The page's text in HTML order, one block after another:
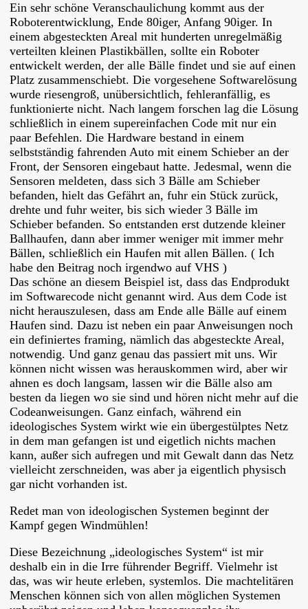
Ein sehr schöne Veranschaulichung kommt aus der
Roboterentwicklung, Ende 80iger, Anfang 90iger. In
einem abgesteckten Areal mit hunderten unregelmäßig
verteilten kleinen Plastikbällen, sollte ein Roboter
entwickelt werden, der alle Bälle findet und sie auf einen
Platz zusammenschiebt. Die vorgesehene Softwarelösung
wurde riesengroß, unübersichtlich, fehleranfällig, es
funktionierte nicht. Nach langem forschen lag die Lösung
schließlich in einem supereinfachen Code mit nur ein
paar Befehlen. Die Hardware bestand in einem
selbstständig fahrenden Auto mit einem Schieber an der
Front, der Sensoren eingebaut hatte. Jedesmal, wenn die
Sensoren meldeten, dass sich 3 Bälle am Schieber
befanden, hielt das Gefährt an, fuhr ein Stück zurück,
drehte und fuhr weiter, bis sich wieder 3 Bälle im
Schieber befanden. So entstanden erst dutzende kleiner
Ballhaufen, dann aber immer weniger mit immer mehr
Bällen, schließlich ein Haufen mit allen Bällen. ( Ich
habe den Beitrag noch irgendwo auf VHS )
Das schöne an diesem Beispiel ist, dass das Endprodukt
im Softwarecode nicht genannt wird. Aus dem Code ist
nicht herauszulesen, dass am Ende alle Bälle auf einem
Haufen sind. Dazu ist neben ein paar Anweisungen noch
ein definiertes framing, nämlich das abgesteckte Areal,
notwendig. Und ganz genau das passiert mit uns. Wir
können nicht wissen was herauskommen wird, aber wir
ahnen es doch langsam, lassen wir die Bälle also am
besten da liegen wo sie sind und hören nicht mehr auf die
Codeanweisungen. Ganz einfach, während ein
ideologisches System wirkt wie ein übergestülptes Netz
in dem man gefangen ist und eigetlich nichts machen
kann, außer sich aufregen und mit Gewalt dann das Netz
vielleicht zerschneiden, was aber ja eigentlich physisch
gar nicht vorhanden ist.
Redet man von ideologischen Systemen beginnt der
Kampf gegen Windmühlen!
Diese Bezeichnung „ideologisches System“ ist mir
deshalb ein in die Irre führender Begriff. Vielmehr ist
das, was wir heute erleben, systemlos. Die machtelitären
Menschen können sich von allen möglichen Systemen